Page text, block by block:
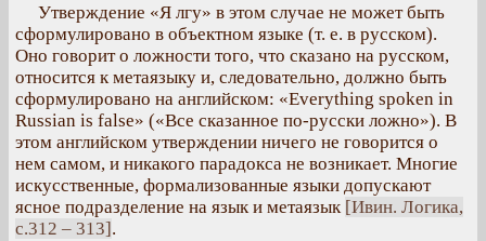
Утверждение «Я лгу» в этом случае не может быть
сформулировано в объектном языке (т. е. в русском).
Оно говорит о ложности того, что сказано на русском,
относится к метаязыку и, следовательно, должно быть
сформулировано на английском: «Everything spoken in
Russian is false» («Все сказанное по-русски ложно»). В
этом английском утверждении ничего не говорится о
нем самом, и никакого парадокса не возникает. Многие
искусственные, формализованные языки допускают
ясное подразделение на язык и метаязык [Ивин. Логика,
с.312 – 313].